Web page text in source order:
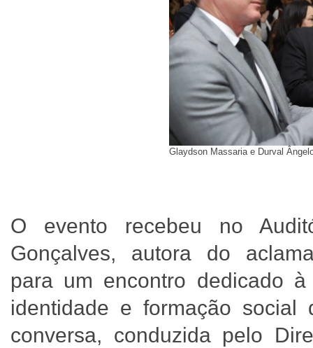
Glaydson Massaria e Durval
O evento recebeu no
Gonçalves, autora do
para um encontro dedicado
identidade e formação
conversa, conduzida pelo